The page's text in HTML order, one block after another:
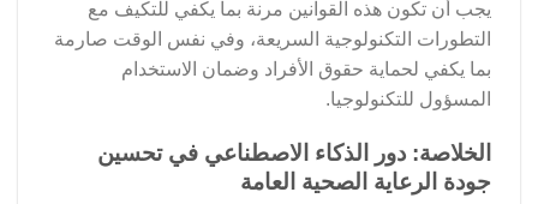
يجب أن تكون هذه القوانين مرنة بما يكفي للتكيف مع
التطورات التكنولوجية السريعة، وفي نفس الوقت صارمة
بما يكفي لحماية حقوق الأفراد وضمان الاستخدام
المسؤول للتكنولوجيا.
الخلاصة: دور الذكاء الاصطناعي في تحسين
جودة الرعاية الصحية العامة